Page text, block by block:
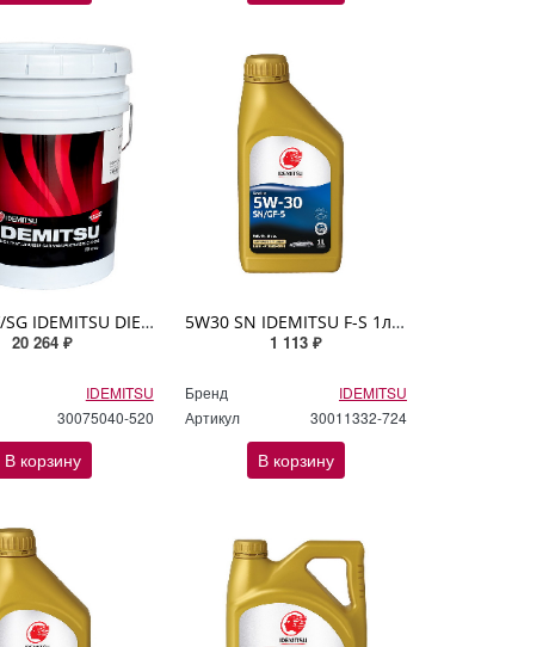
5W30 CF/SG IDEMITSU DIESEL OIL 20л
20 264 ₽
IDEMITSU
30075040-520
В корзину
5W30 SN IDEMITSU F-S 1л синтетическое
1 113 ₽
Бренд
IDEMITSU
Артикул
30011332-724
В корзину